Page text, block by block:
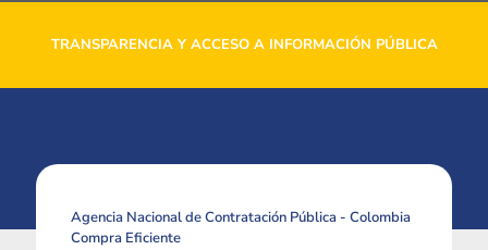
TRANSPARENCIA Y ACCESO A INFORMACIÓN PÚBLICA
Agencia Nacional de Contratación Pública - Colombia
Compra Eficiente